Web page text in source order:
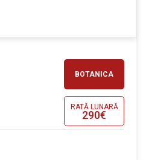
BOTANICA
RATĂ LUNARĂ
290€